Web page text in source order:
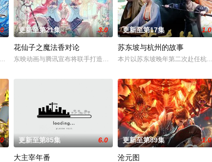
星坠落的荒漠， 穿过现实的迷宫，欢迎光
混乱。混沌从深渊崛起，黑暗如潮水般吞噬大地……缔默完成了命运的蜕
更新至第21集 3.0
花仙子之魔法香对论
东映动画与腾讯宣布将联手打造『花仙子』全新动画 新作将继承经典
更新至第17集 1.0
苏东坡与杭州的故事
本片以苏东坡晚年第二次赴任杭
更新至第85集 6.0
大主宰年番
更新至第89集 1.0
沧元图